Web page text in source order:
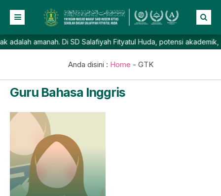
Beranda
Berita
Galeri
amanah. Di SD Salafiyah Fityatul Huda, potensi akademik,
Anda disini : Home - GTK
Guru Bahasa Inggris